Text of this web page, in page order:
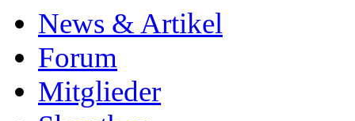
News & Artikel
Forum
Mitglieder